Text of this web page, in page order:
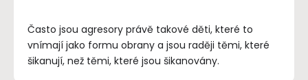
Často jsou agresory právě takové děti, které to
vnímají jako formu obrany a jsou raději těmi, které
šikanují, než těmi, které jsou šikanovány.